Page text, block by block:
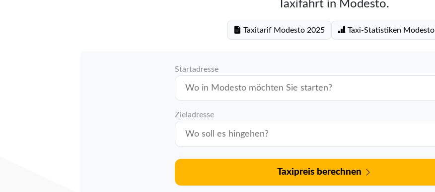
Taxifahrt in Modesto.
Taxitarif Modesto 2025 Taxi-Statistiken Modesto
Startadresse
Zieladresse
Taxipreis berechnen